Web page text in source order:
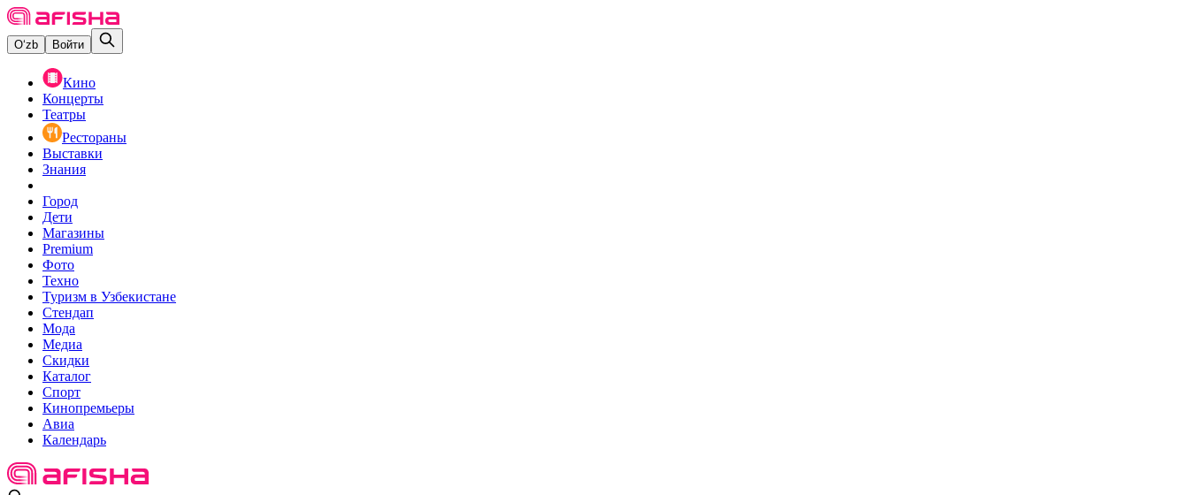
O‘zb Войти
Кино
Концерты
Театры
Рестораны
Выставки
Знания
Город
Дети
Магазины
Premium
Фото
Техно
Туризм в Узбекистане
Стендап
Мода
Медиа
Скидки
Каталог
Спорт
Кинопремьеры
Авиа
Календарь